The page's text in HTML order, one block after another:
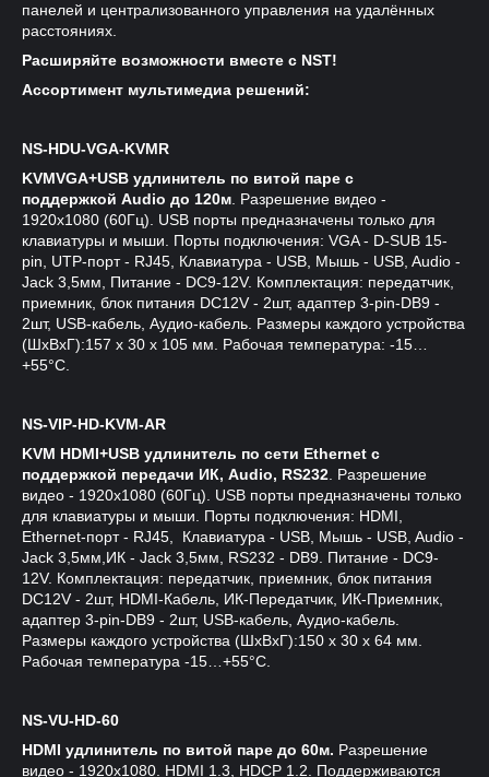
панелей и централизованного управления на удалённых
расстояниях.
Расширяйте возможности вместе с NST!
Ассортимент мультимедиа решений:
NS-HDU-VGA-KVMR
KVMVGA+USB удлинитель по витой паре с
поддержкой Audio до 120м . Разрешение видео -
1920x1080 (60Гц). USB порты предназначены только для
клавиатуры и мыши. Порты подключения: VGA - D-SUB 15-
pin, UTP-порт - RJ45, Клавиатура - USB, Мышь - USB, Audio -
Jack 3,5мм, Питание - DC9-12V. Комплектация: передатчик,
приемник, блок питания DC12V - 2шт, адаптер 3-pin-DB9 -
2шт, USB-кабель, Аудио-кабель. Размеры каждого устройства
(ШxВxГ):157 x 30 x 105 мм. Рабочая температура: -15…
+55°С.
NS-VIP-HD-KVM-AR
KVM HDMI+USB удлинитель по сети Ethernet с
поддержкой передачи ИК, Audio, RS232 . Разрешение
видео - 1920x1080 (60Гц). USB порты предназначены только
для клавиатуры и мыши. Порты подключения: HDMI,
Ethernet-порт - RJ45, Клавиатура - USB, Мышь - USB, Audio -
Jack 3,5мм,ИК - Jack 3,5мм, RS232 - DB9. Питание - DC9-
12V. Комплектация: передатчик, приемник, блок питания
DC12V - 2шт, HDMI-Кабель, ИК-Передатчик, ИК-Приемник,
адаптер 3-pin-DB9 - 2шт, USB-кабель, Аудио-кабель.
Размеры каждого устройства (ШxВxГ):150 x 30 x 64 мм.
Рабочая температура -15…+55°С.
NS-VU-HD-60
HDMI удлинитель по витой паре до 60м. Разрешение
видео - 1920x1080. HDMI 1.3, HDCP 1.2. Поддерживаются